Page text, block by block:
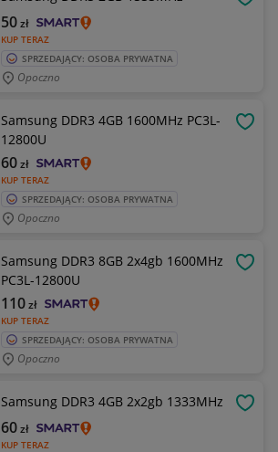
KUP TERAZ
50zł
SPRZEDAJĄCY: OSOBA PRYWATNA
Opoczno
Samsung DDR3 4GB 1600MHz PC3L-
12800U
KUP TERAZ
60zł
SPRZEDAJĄCY: OSOBA PRYWATNA
Opoczno
Samsung DDR3 8GB 2x4gb 1600MHz
PC3L-12800U
KUP TERAZ
110zł
SPRZEDAJĄCY: OSOBA PRYWATNA
Opoczno
Samsung DDR3 4GB 2x2gb 1333MHz
KUP TERAZ
60zł